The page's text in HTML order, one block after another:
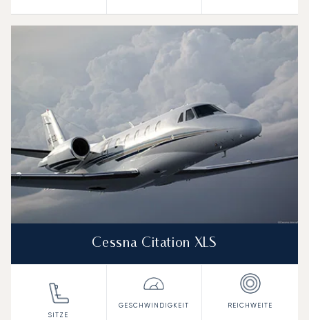
Cessna Citation XLS